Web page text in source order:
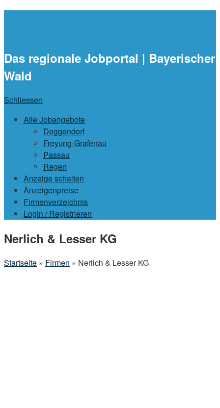
Das regionale Jobportal | Bayerischer
Wald
Schliessen
Alle Jobangebote
Deggendorf
Freyung-Grafenau
Passau
Regen
Anzeige schalten
Anzeigenpreise
Firmenverzeichnis
Login / Registrieren
Menu
Nerlich & Lesser KG
Startseite » Firmen » Nerlich & Lesser KG